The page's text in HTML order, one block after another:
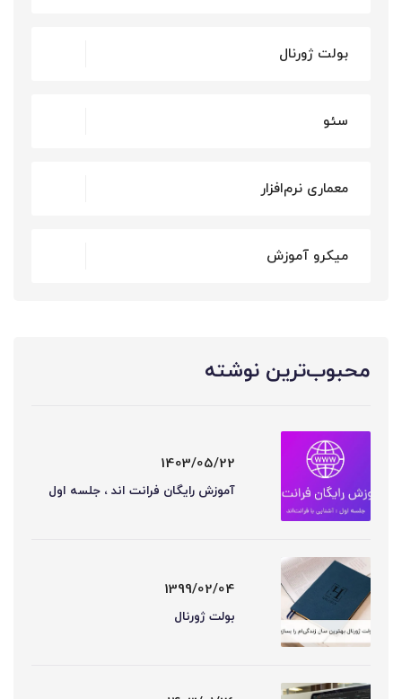
بولت ژورنال
سئو
معماری نرم‌افزار
میکرو آموزش
محبوب‌ترین نوشته
1403/05/22
آموزش رایگان فرانت اند ، جلسه اول
1399/02/04
بولت ژورنال